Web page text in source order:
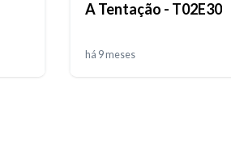
A Tentação - T02E30
há 9 meses